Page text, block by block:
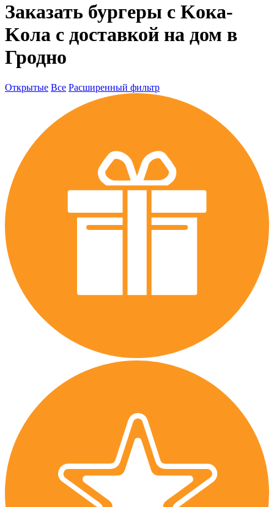
Заказать бургеры с Kока-
Kола с доставкой на дом в
Гродно
Открытые Все Расширенный фильтр